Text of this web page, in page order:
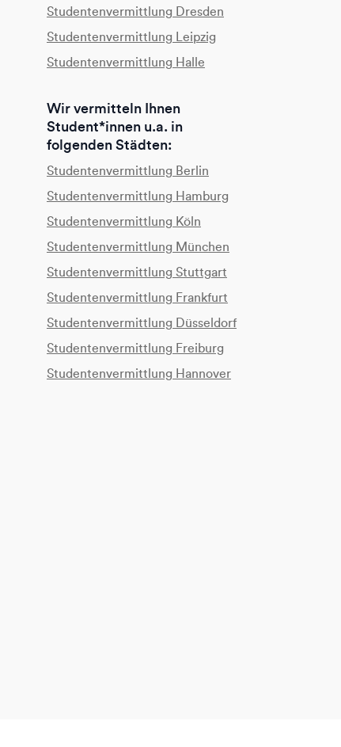
Studentenvermittlung Dresden
Studentenvermittlung Leipzig
Studentenvermittlung Halle
Wir vermitteln Ihnen
Student*innen u.a. in
folgenden Städten:
Studentenvermittlung Berlin
Studentenvermittlung Hamburg
Studentenvermittlung Köln
Studentenvermittlung München
Studentenvermittlung Stuttgart
Studentenvermittlung Frankfurt
Studentenvermittlung Düsseldorf
Studentenvermittlung Freiburg
Studentenvermittlung Hannover